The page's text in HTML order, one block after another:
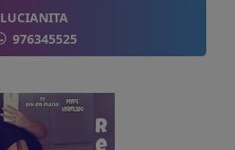
LUCIANITA
976345525